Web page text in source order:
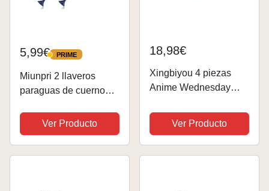
5,99€ PRIME
PRIME
Miunpri 2 llaveros
paraguas de cuerno
de cuerno francés,
How I Met Your Mother,
apto como llavero,
Ver Producto
18,98€
Xingbiyou 4 piezas
Anime Wednesday
Set,Auto Llavero Bolsa
Colgante, indefinido,
undefinded
Ver Producto